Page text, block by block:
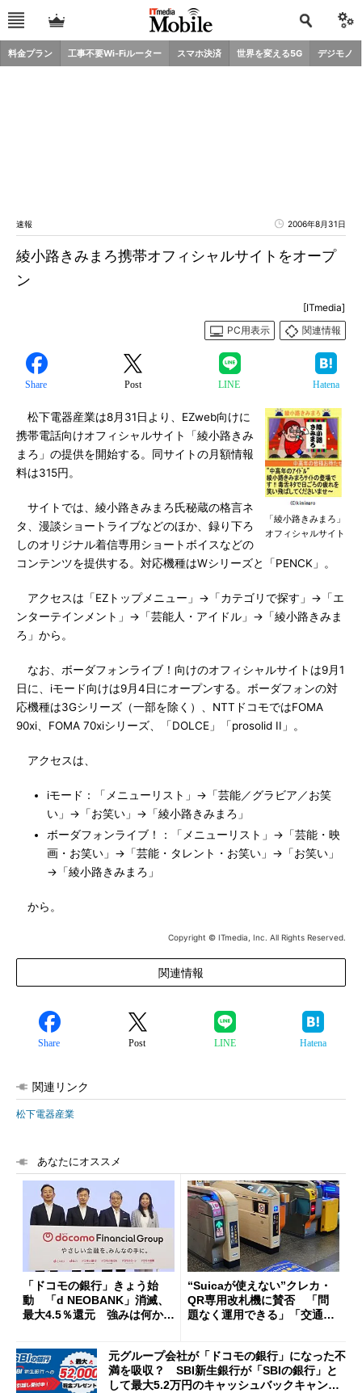
料金プラン 工事不要Wi-Fiルーター スマホ決済 世界を変える5G デジモノ
速報 2006年8月31日
綾小路きみまろ携帯オフィシャルサイトをオープ
ン
[ITmedia]
PC用表示
関連情報
Share Post LINE Hatena
「綾小路きみまろ」
オフィシャルサイト
松下電器産業は8月31日より、EZweb向けに
携帯電話向けオフィシャルサイト「綾小路きみ
まろ」の提供を開始する。同サイトの月額情報
料は315円。
サイトでは、綾小路きみまろ氏秘蔵の格言ネ
タ、漫談ショートライブなどのほか、録り下ろ
しのオリジナル着信専用ショートボイスなどの
コンテンツを提供する。対応機種はWシリーズと「PENCK」。
アクセスは「EZトップメニュー」→「カテゴリで探す」→「エ
ンターテインメント」→「芸能人・アイドル」→「綾小路きみま
ろ」から。
なお、ボーダフォンライブ！向けのオフィシャルサイトは9月1
日に、iモード向けは9月4日にオープンする。ボーダフォンの対
応機種は3Gシリーズ（一部を除く）、NTTドコモではFOMA
90xi、FOMA 70xiシリーズ、「DOLCE」「prosolid II」。
アクセスは、
iモード：「メニューリスト」→「芸能／グラビア／お笑
い」→「お笑い」→「綾小路きみまろ」
ボーダフォンライブ！：「メニューリスト」→「芸能・映
画・お笑い」→「芸能・タレント・お笑い」→「お笑い」
→「綾小路きみまろ」
から。
Copyright © ITmedia, Inc. All Rights Reserved.
関連情報
Share Post LINE Hatena
関連リンク
松下電器産業
あなたにオススメ
「ドコモの銀行」きょう始
動 「d NEOBANK」消滅、
最大4.5％還元 強みは何か解
“Suicaが使えない”クレカ・
QR専用改札機に賛否 「問
題なく運用できる」「交通系I
元グループ会社が「ドコモの銀行」になった不
満を吸収？ SBI新生銀行が「SBIの銀行」と
して最大5.2万円のキャッシュバックキャンペ